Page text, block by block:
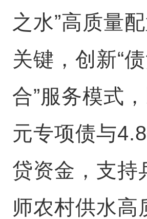
之水”高质量
关键，创新“
合”服务模式
元专项债与
贷资金，支持
师农村供水高